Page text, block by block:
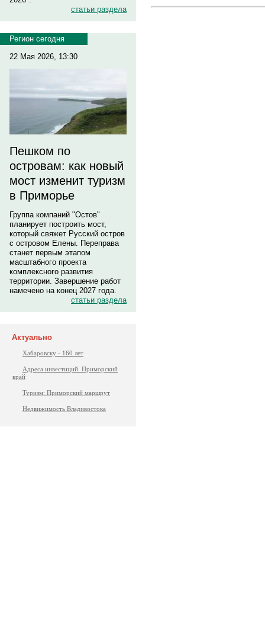
статьи раздела
Регион сегодня
22 Мая 2026, 13:30
Пешком по
островам: как новый
мост изменит туризм
в Приморье
Группа компаний "Остов"
планирует построить мост,
который свяжет Русский остров
с островом Елены. Переправа
станет первым этапом
масштабного проекта
комплексного развития
территории. Завершение работ
намечено на конец 2027 года.
статьи раздела
Актуально
Хабаровску - 160 лет
Адреса инвестиций. Приморский
край
Туризм: Приморский маршрут
Недвижимость Владивостока